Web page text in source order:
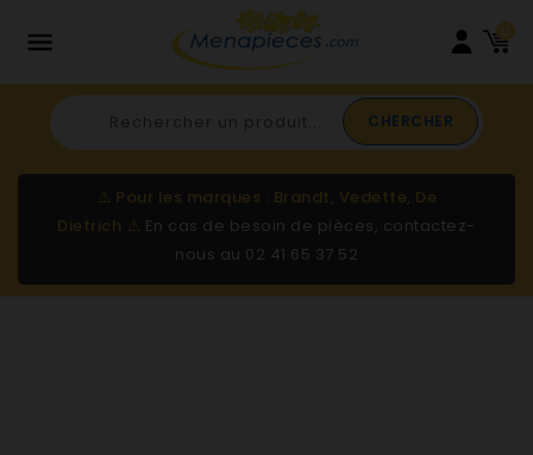
 0
CHERCHER
⚠️ Pour les marques : Brandt, Vedette, De
Dietrich ⚠️ En cas de besoin de pièces, contactez-
nous au 02 41 65 37 52